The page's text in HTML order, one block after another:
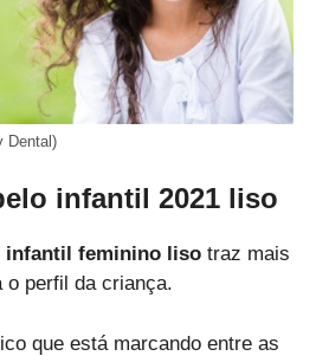
Dental)
infantil 2021 liso
infantil feminino liso traz mais
o perfil da criança.
que está marcando entre as